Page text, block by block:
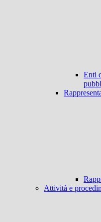
Enti
Attività e